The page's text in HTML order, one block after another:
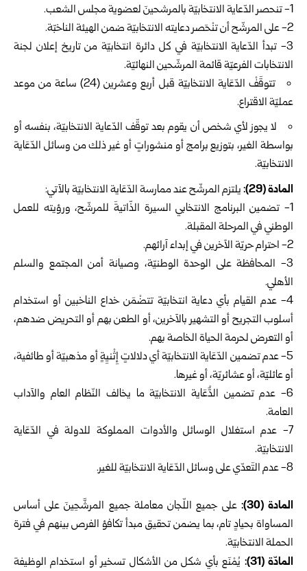
1-‏ تنحصر الدّعاية الانتخابيّة بالمرشحينَ لعضوية مجلس الشعب.
2-‏ على المرشّح أن تنْحَصر دعايته الانتخابيّة ضمن الهيئة الناخبّة.
3- تبدأ الدّعاية الانتخابيّة في كل دائرة انتخابيّة من تاريخ إعلان لجنة
الانتخابات الفرعيّة قائمة المرشّحين النهائيّة.
تتوقَفْ الدّعَاية الانتخابيّة قبل أربع وعشرين (24) ساعة من موعد
عمليّة الاقتراع.
لا يجوز لأي شخص أن يقوم بعد توقّف الدّعاية الانتخابيّة، بنفسه أو
بواسطة الغير، بتوزيع برامج أو منشوراتٍ أو غير ذلك من وسائل الدّعَاية
الانتخابيّة.
‏المادة (29):
يلتزم المرشّح عند ممارسة الدّعَاية الانتخابيّة بالآتي:
1-‏ تضمين البرنامج الانتخابي السيرة الذّاتيةَ للمرشّح، ورؤيته للعمل
الوطني في المرحلة المقبلة.
2- احترام حريّة الآخرين في إبداء آرائهم.
3- المحافظة على الوحدة الوطنيّة، وصيانة أمن المجتمع والسلم
الأهلي.
‏4- عدم القيام بأي دعاية انتخابيّة تتضْمَن خداع الناخبين أو استخدام
أسلوب التجريح أو التشهير بالآخرين، أو الطعن بهم أو التحريض ضدهم،
أو التعرض لحرمة الحياة الخاصة بهم.
‏5- عدم تضمين الدّعَاية الانتخابيّة أي دلالاتٍ إِثْنيِةٍ أو مذهبيّة أو طائفية،
أو عائليّة، أو عشائريّة، أو غيرها.
6- عدم تضمين الدٌّعَاية الانتخابيّة ما يخالف النّظام العام والآداب
العامة.
7- عدم استغلال الوسائل والأدوات المملوكة للدولة في الدّعَاية
الانتخابيّة.
8- عدم التَعدّي على وسائل الدّعَاية الانتخابيّة للغير.
المادة (30):
على جميع اللّجان معاملة جميع المرشَّحِينَ على أساس
المساواة بحيادٍ تام، بما يضمن تحقيق مبدأ تكافؤ الفرص بينهم في فترة
الحملة الانتخابيّة.
المادّة (31):
يُمْنَع بأي شكل من الأشكال تسخير أو استخدام الوظيفة